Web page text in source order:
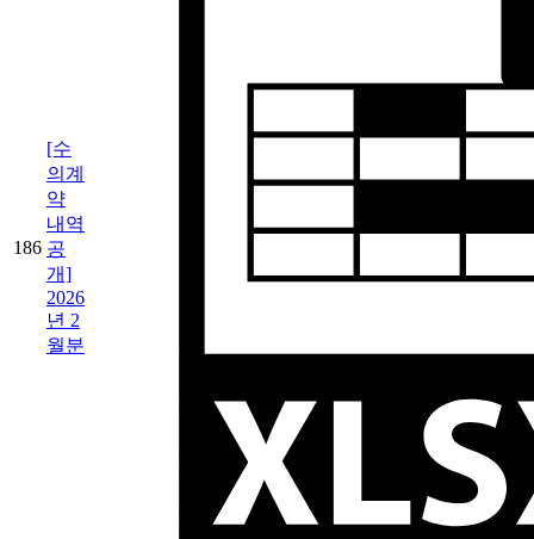
186
[수
의계
약
내역
공
개]
2026
년 2
월분